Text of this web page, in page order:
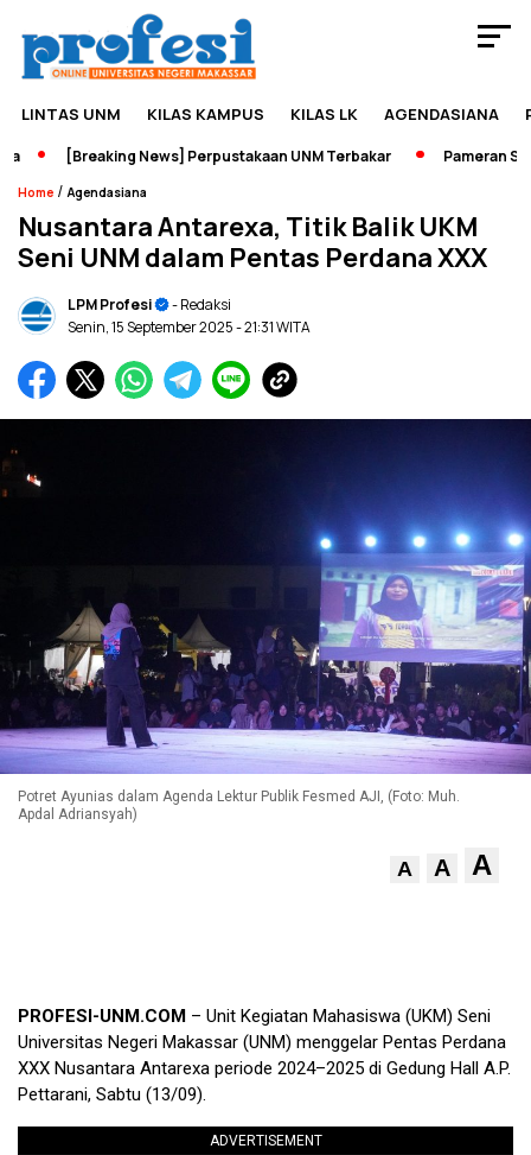
LINTAS UNM KILAS KAMPUS KILAS LK AGENDASIANA
[Breaking News] Perpustakaan UNM Terbakar Pameran
Home /Agendasiana
Nusantara Antarexa, Titik Balik UKM
Seni UNM dalam Pentas Perdana XXX
LPM Profesi
- Redaksi
Senin, 15 September 2025- 21:31 WITA
Potret Ayunias dalam Agenda Lektur Publik Fesmed AJI, (Foto: Muh.
Apdal Adriansyah)
A A A
PROFESI-UNM.COM – Unit Kegiatan Mahasiswa (UKM) Seni
Universitas Negeri Makassar (UNM) menggelar Pentas Perdana
XXX Nusantara Antarexa periode 2024–2025 di Gedung Hall A.P.
Pettarani, Sabtu (13/09).
ADVERTISEMENT